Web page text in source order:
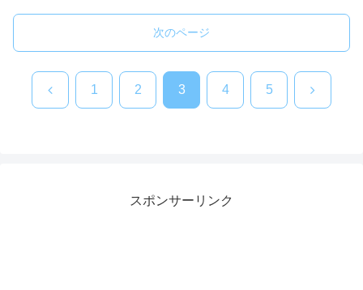
次のページ
前 1 2 3 4 5 次
スポンサーリンク